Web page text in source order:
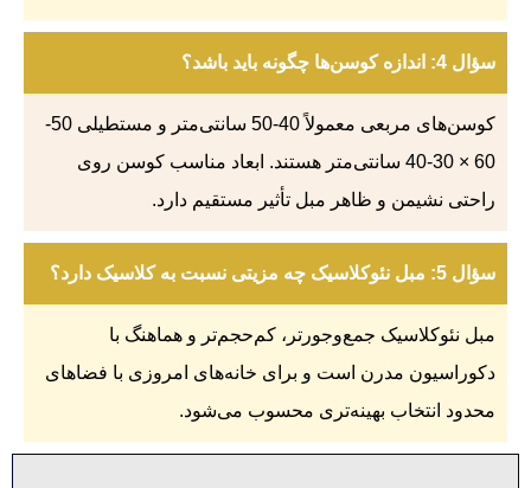
سؤال 4: اندازه کوسن‌ها چگونه باید باشد؟
کوسن‌های مربعی معمولاً 40-50 سانتی‌متر و مستطیلی 50-
60 × 30-40 سانتی‌متر هستند. ابعاد مناسب کوسن روی
راحتی نشیمن و ظاهر مبل تأثیر مستقیم دارد.
سؤال 5: مبل نئوکلاسیک چه مزیتی نسبت به کلاسیک دارد؟
مبل نئوکلاسیک جمع‌وجورتر، کم‌حجم‌تر و هماهنگ با
دکوراسیون مدرن است و برای خانه‌های امروزی با فضاهای
محدود انتخاب بهینه‌تری محسوب می‌شود.